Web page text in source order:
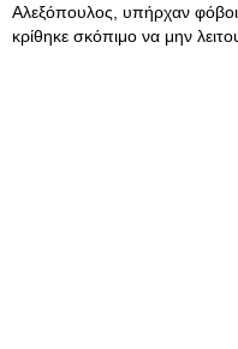
Αλεξόπουλος, υπήρχαν
κρίθηκε σκόπιμο να μην